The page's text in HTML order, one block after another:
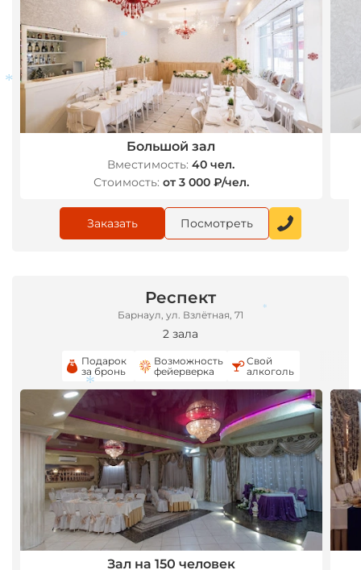
Большой зал
Вместимость: 40 чел.
Стоимость: от 3 000 ₽/чел.
Заказать Посмотреть
Респект
Барнаул, ул. Взлётная, 71
2 зала
Подарок
за бронь
Возможность
фейерверка
Свой
алкоголь
Зал на 150 человек
*
*